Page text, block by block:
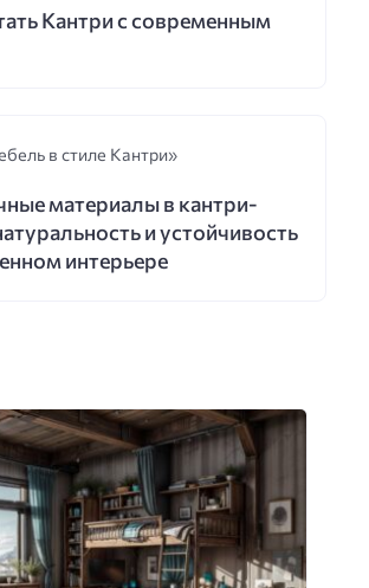
Кантри с современным
в стиле Кантри»
материалы в кантри-
и устойчивость
интерьере